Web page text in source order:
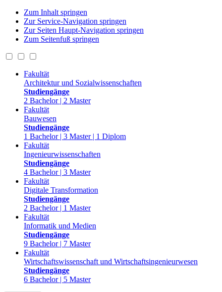
Zum Inhalt springen
Zur Service-Navigation springen
Zur Seiten Haupt-Navigation springen
Zum Seitenfuß springen
Fakultät
Architektur und Sozialwissenschaften
Studiengänge
2 Bachelor | 2 Master
Fakultät
Bauwesen
Studiengänge
1 Bachelor | 3 Master | 1 Diplom
Fakultät
Ingenieurwissenschaften
Studiengänge
4 Bachelor | 3 Master
Fakultät
Digitale Transformation
Studiengänge
2 Bachelor | 1 Master
Fakultät
Informatik und Medien
Studiengänge
9 Bachelor | 7 Master
Fakultät
Wirtschaftswissenschaft und Wirtschaftsingenieurwesen
Studiengänge
6 Bachelor | 5 Master